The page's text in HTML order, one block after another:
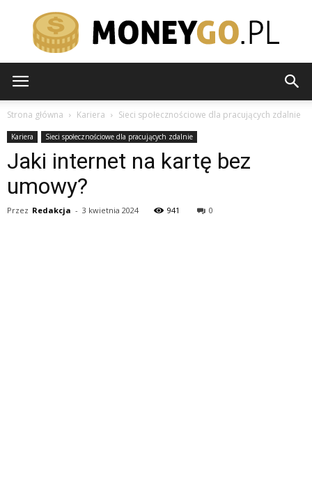
Strona główna Kariera Sieci społecznościowe dla pracujących zdalnie
Kariera Sieci społecznościowe dla pracujących zdalnie
Jaki internet na kartę bez
umowy?
Przez Redakcja - 3 kwietnia 2024 941 0